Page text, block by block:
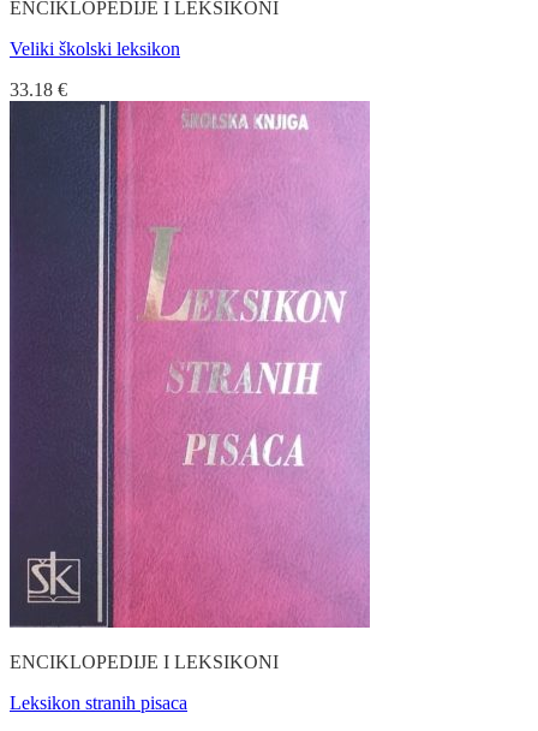
ENCIKLOPEDIJE I LEKSIKONI
Veliki školski leksikon
33.18 €
ENCIKLOPEDIJE I LEKSIKONI
Leksikon stranih pisaca